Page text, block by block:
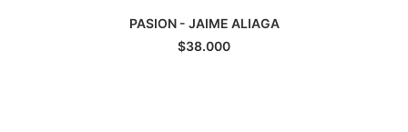
AGREGAR AL CARRITO
PASION - JAIME ALIAGA
$38.000